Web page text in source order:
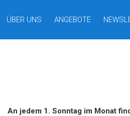
ÜBER UNS ANGEBOTE
An jedem 1. Sonntag im Monat